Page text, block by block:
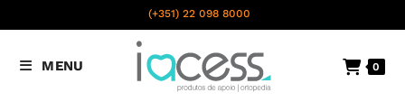
(+351) 22 098 8000
nacional
MENU 0